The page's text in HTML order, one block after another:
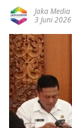
Jaka Media
3 Juni 2026